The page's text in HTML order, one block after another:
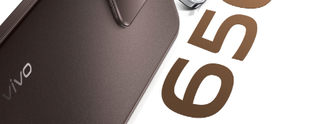
Egypt | حدد البلد/المنطقة